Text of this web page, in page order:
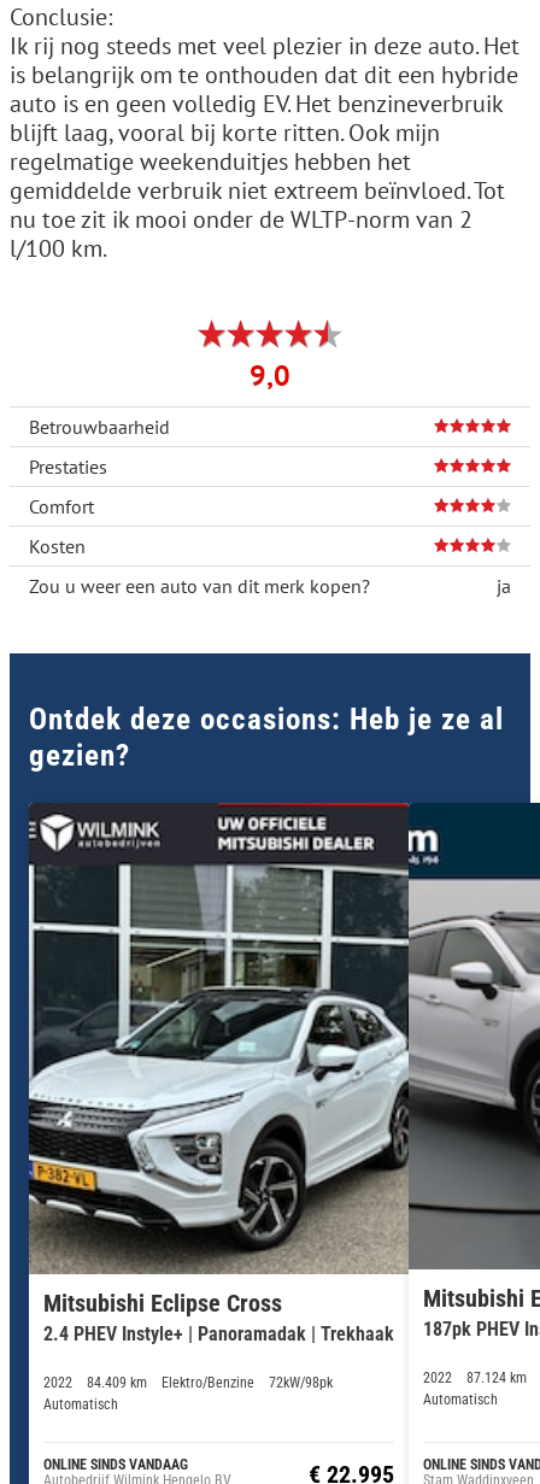
Conclusie:
Ik rij nog steeds met veel plezier in deze auto. Het
is belangrijk om te onthouden dat dit een hybride
auto is en geen volledig EV. Het benzineverbruik
blijft laag, vooral bij korte ritten. Ook mijn
regelmatige weekenduitjes hebben het
gemiddelde verbruik niet extreem beïnvloed. Tot
nu toe zit ik mooi onder de WLTP-norm van 2
l/100 km.
9,0
Betrouwbaarheid
Prestaties
Comfort
Kosten
Zou u weer een auto van dit merk kopen?
ja
Ontdek deze occasions: Heb je ze al
gezien?
Mitsubishi Eclipse Cross
2.4 PHEV Instyle+ | Panoramadak | Trekhaak
2022 84.409 km Elektro/Benzine
72kW/98pk
Automatisch
ONLINE SINDS VANDAAG
Autobedrijf Wilmink Hengelo BV
€ 22.995
Mitsubishi
187pk PHEV
2022
87.124 km
Automatisch
ONLINE SINDS
Stam Waddinxveen